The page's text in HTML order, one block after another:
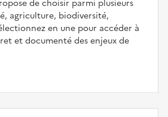
de choisir parmi plusieurs
agriculture, biodiversité,
en une pour accéder à
et documenté des enjeux de